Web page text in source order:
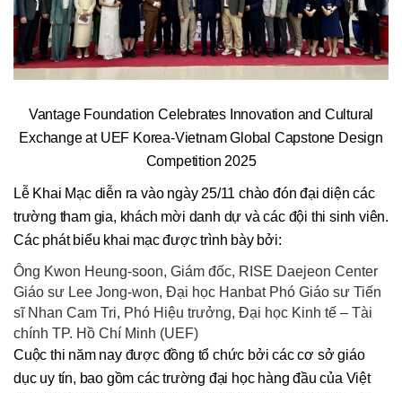
Vantage Foundation Celebrates Innovation and Cultural
Exchange at UEF Korea-Vietnam Global Capstone Design
Competition 2025
Lễ Khai Mạc diễn ra vào ngày 25/11 chào đón đại diện các
trường tham gia, khách mời danh dự và các đội thi sinh viên.
Các phát biểu khai mạc được trình bày bởi:
Ông Kwon Heung-soon, Giám đốc, RISE Daejeon Center
Giáo sư Lee Jong-won, Đại học Hanbat Phó Giáo sư Tiến
sĩ Nhan Cam Tri, Phó Hiệu trưởng, Đại học Kinh tế – Tài
chính TP. Hồ Chí Minh (UEF)
Cuộc thi năm nay được đồng tổ chức bởi các cơ sở giáo
dục uy tín, bao gồm các trường đại học hàng đầu của Việt